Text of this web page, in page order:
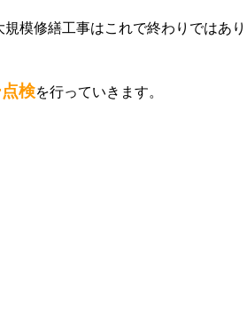
模修繕工事はこれで終わりではあり
検を行っていきます。